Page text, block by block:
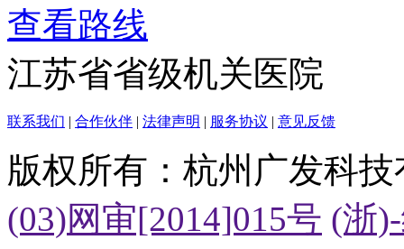
查看路线
江苏省省级机关医院
联系我们 | 合作伙伴 | 法律声明 | 服务协议 | 意见反馈
版权所有：杭州广发科
(03)网审[2014]015号 (浙